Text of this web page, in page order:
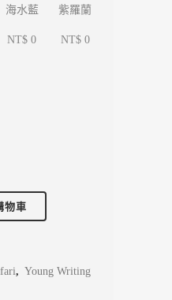
海水藍
NT$ 0
紫羅蘭
NT$ 0
物車
, Young Writing